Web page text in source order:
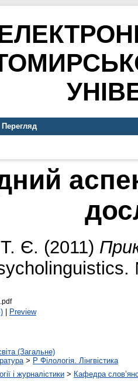
Перегляд
Є. (2011)
| Preview
(Загальне)
> P Філологія. Лінгвістика
і журналістики > Кафедра